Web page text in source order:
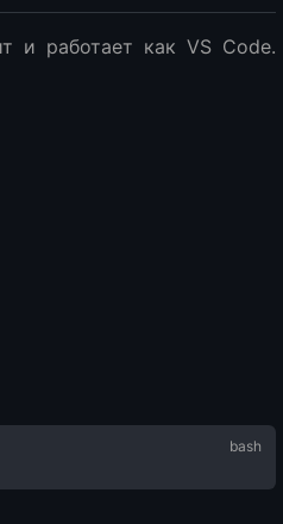
и работает как VS Code.